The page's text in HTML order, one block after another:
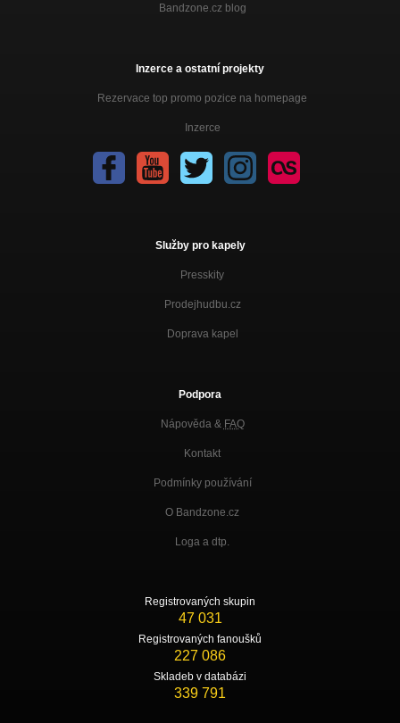
Bandzone.cz blog
Inzerce a ostatní projekty
Rezervace top promo pozice na homepage
Inzerce
Služby pro kapely
Presskity
Prodejhudbu.cz
Doprava kapel
Podpora
Nápověda & FAQ
Kontakt
Podmínky používání
O Bandzone.cz
Loga a dtp.
Registrovaných skupin
47 031
Registrovaných fanoušků
227 086
Skladeb v databázi
339 791